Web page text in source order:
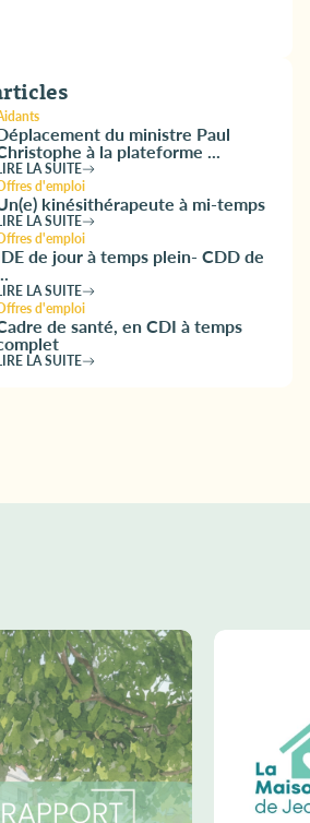
du ministre Paul
à la plateforme ...
LA SUITE
d'emploi
kinésithérapeute à mi-temps
LA SUITE
d'emploi
de jour à temps plein- CDD de
LA SUITE
d'emploi
de santé, en CDI à temps
LA SUITE